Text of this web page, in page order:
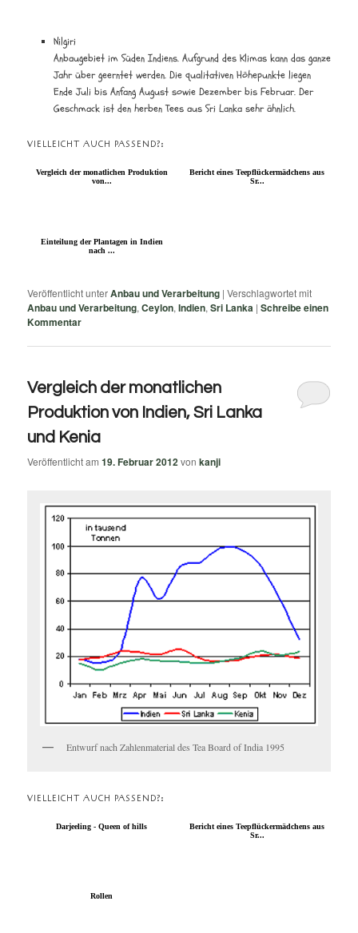
Nilgiri
Anbaugebiet im Süden Indiens. Aufgrund des Klimas kann das ganze
Jahr über geerntet werden. Die qualitativen Höhepunkte liegen
Ende Juli bis Anfang August sowie Dezember bis Februar. Der
Geschmack ist den herben Tees aus Sri Lanka sehr ähnlich.
VIELLEICHT AUCH PASSEND?:
Vergleich der monatlichen Produktion
von...
Bericht eines Teepflückermädchens aus
Sr...
Einteilung der Plantagen in Indien
nach ...
Veröffentlicht unterAnbau und Verarbeitung |Verschlagwortet mit
Anbau und Verarbeitung,Ceylon,Indien,Sri Lanka |Schreibe einen
Kommentar
Vergleich der monatlichen
Produktion von Indien, Sri Lanka
und Kenia
Veröffentlicht am19. Februar 2012vonkanji
Entwurf nach Zahlenmaterial des Tea Board of India 1995
VIELLEICHT AUCH PASSEND?:
Darjeeling - Queen of hills
Bericht eines Teepflückermädchens aus
Sr...
Rollen